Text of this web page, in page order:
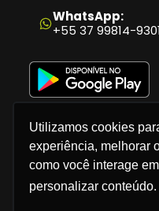
Utilizamos cookies
experiência, melhorar
como você interage
personalizar conteúdo.
em
seu
aplicativo
WhatsApp:
+55 37 99814-
Política de